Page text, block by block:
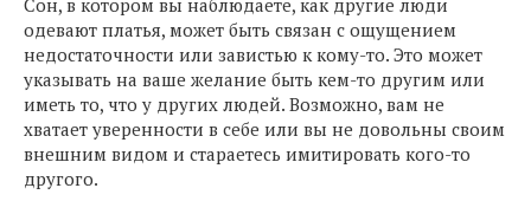
одевают платья, может быть связан с ощущением
недостаточности или завистью к кому-то. Это может
указывать на ваше желание быть кем-то другим или
иметь то, что у других людей. Возможно, вам не
хватает уверенности в себе или вы не довольны своим
внешним видом и стараетесь имитировать кого-то
другого.